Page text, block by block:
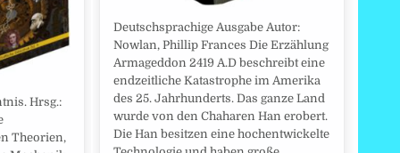
Hrsg.:
Theorien,
Deutschsprachige Ausgabe Autor:
Nowlan, Phillip Frances Die Erzählung
Armageddon 2419 A.D beschreibt eine
endzeitliche Katastrophe im Amerika
des 25. Jahrhunderts. Das ganze Land
wurde von den Chaharen Han erobert.
Die Han besitzen eine hochentwickelte